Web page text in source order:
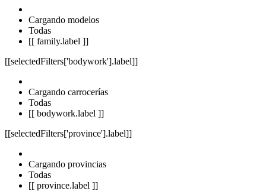
Cargando modelos
Todas
[[ family.label ]]
[[selectedFilters['bodywork'].label]]
Cargando carrocerías
Todas
[[ bodywork.label ]]
[[selectedFilters['province'].label]]
Cargando provincias
Todas
[[ province.label ]]